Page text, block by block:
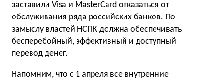
заставили Visa и MasterCard отказаться от
обслуживания ряда российских банков. По
замыслу властей НСПК должна обеспечивать
бесперебойный, эффективный и доступный
перевод денег.
Напомним, что с 1 апреля все внутренние